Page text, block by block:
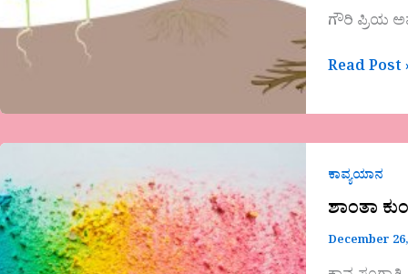
ಗೌರಿ ಪ್ರಿಯ
Read Post
ಕಾವ್ಯಯಾನ
ಶಾಂತಾ
December
ಕುಂಟಿನಿ
ಕವಿತೆ
ಲೋಕವಯ್ಯ’